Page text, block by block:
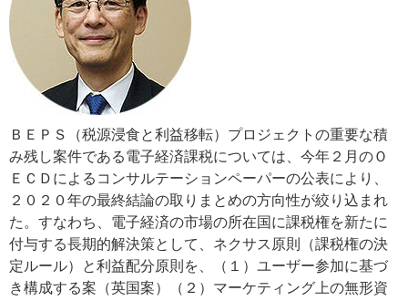
ＢＥＰＳ（税源浸食と利益移転）プロジェクトの重要な積
み残し案件である電子経済課税については、今年２月のＯ
ＥＣＤによるコンサルテーションペーパーの公表により、
２０２０年の最終結論の取りまとめの方向性が絞り込まれ
た。すなわち、電子経済の市場の所在国に課税権を新たに
付与する長期的解決策として、ネクサス原則（課税権の決
定ルール）と利益配分原則を、（１）ユーザー参加に基づ
き構成する案（英国案）（２）マーケティング上の無形資